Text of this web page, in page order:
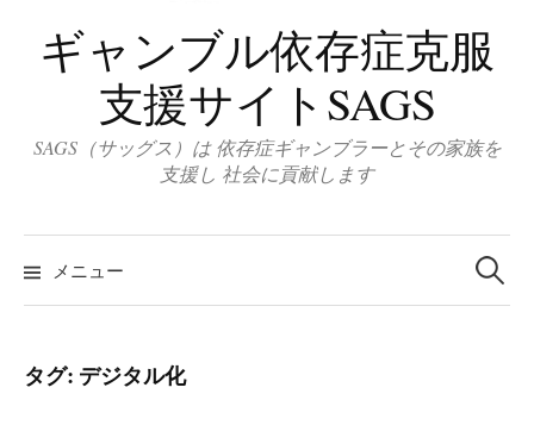
ギャンブル依存症克服
支援サイトSAGS
SAGS（サッグス）は 依存症ギャンブラーとその家族を
支援し 社会に貢献します
メニュー 索
タグ: デジタル化